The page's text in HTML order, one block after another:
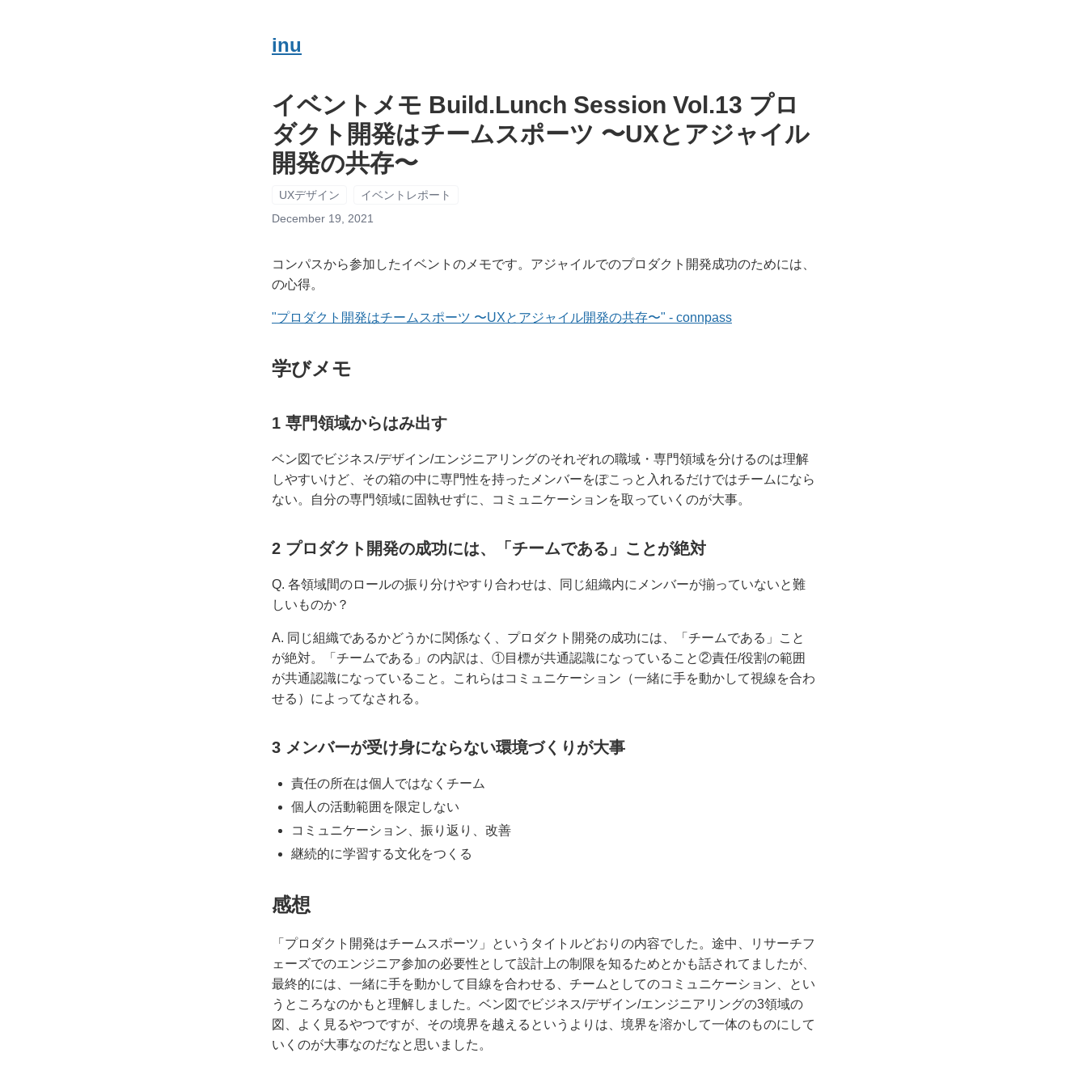
inu
イベントメモ Build.Lunch Session Vol.13 プロ
ダクト開発はチームスポーツ 〜UXとアジャイル
開発の共存〜
UXデザイン
イベントレポート
December 19, 2021
コンパスから参加したイベントのメモです。アジャイルでのプロダクト開発成功のためには、
の心得。
"プロダクト開発はチームスポーツ 〜UXとアジャイル開発の共存〜" - connpass
学びメモ
1 専門領域からはみ出す
ベン図でビジネス/デザイン/エンジニアリングのそれぞれの職域・専門領域を分けるのは理解
しやすいけど、その箱の中に専門性を持ったメンバーをぽこっと入れるだけではチームになら
ない。自分の専門領域に固執せずに、コミュニケーションを取っていくのが大事。
2 プロダクト開発の成功には、「チームである」ことが絶対
Q. 各領域間のロールの振り分けやすり合わせは、同じ組織内にメンバーが揃っていないと難
しいものか？
A. 同じ組織であるかどうかに関係なく、プロダクト開発の成功には、「チームである」こと
が絶対。「チームである」の内訳は、①目標が共通認識になっていること②責任/役割の範囲
が共通認識になっていること。これらはコミュニケーション（一緒に手を動かして視線を合わ
せる）によってなされる。
3 メンバーが受け身にならない環境づくりが大事
責任の所在は個人ではなくチーム
個人の活動範囲を限定しない
コミュニケーション、振り返り、改善
継続的に学習する文化をつくる
感想
「プロダクト開発はチームスポーツ」というタイトルどおりの内容でした。途中、リサーチフ
ェーズでのエンジニア参加の必要性として設計上の制限を知るためとかも話されてましたが、
最終的には、一緒に手を動かして目線を合わせる、チームとしてのコミュニケーション、とい
うところなのかもと理解しました。ベン図でビジネス/デザイン/エンジニアリングの3領域の
図、よく見るやつですが、その境界を越えるというよりは、境界を溶かして一体のものにして
いくのが大事なのだなと思いました。